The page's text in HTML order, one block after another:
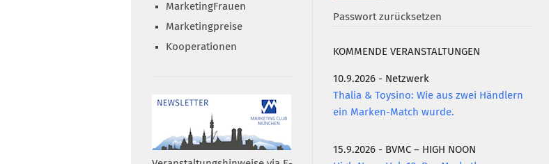
Passwort zurücksetzen
KOMMENDE VERANSTALTUNGEN
10.9.2026 - Netzwerk
Thalia & Toysino: Wie aus zwei Händlern
ein Marken-Match wurde.
15.9.2026 - BVMC – HIGH NOON
MarketingFrauen
Marketingpreise
Kooperationen